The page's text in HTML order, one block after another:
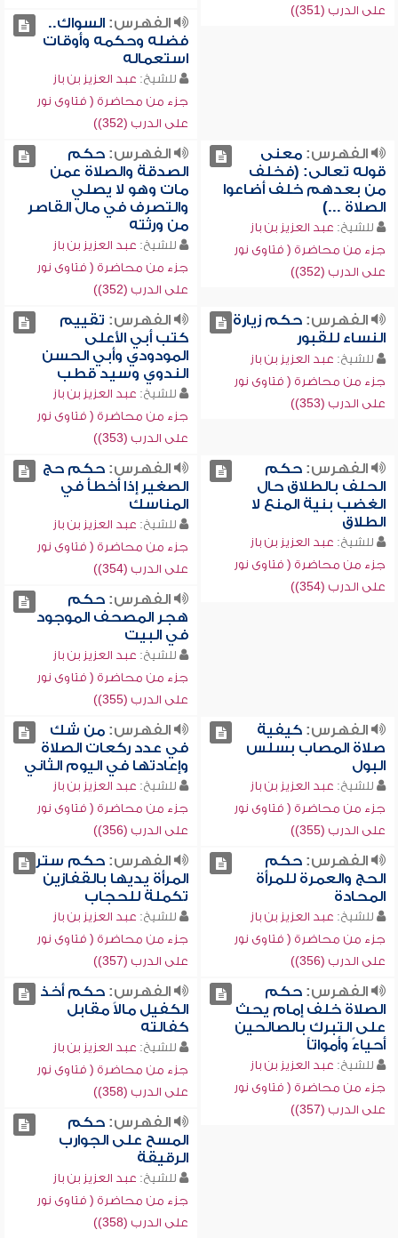
على الدرب (351))
الفهرس:السواك..
فضله وحكمه وأوقات
استعماله
للشيخ: عبد العزيز بن باز
جزء من محاضرة ( فتاوى نور
على الدرب (352))
الفهرس:معنى
قوله تعالى: (فخلف
من بعدهم خلف أضاعوا
الصلاة ...)
للشيخ: عبد العزيز بن باز
جزء من محاضرة ( فتاوى نور
على الدرب (352))
الفهرس:حكم
الصدقة والصلاة عمن
مات وهو لا يصلي
والتصرف في مال القاصر
من ورثته
للشيخ: عبد العزيز بن باز
جزء من محاضرة ( فتاوى نور
على الدرب (352))
الفهرس:حكم زيارة
النساء للقبور
للشيخ: عبد العزيز بن باز
جزء من محاضرة ( فتاوى نور
على الدرب (353))
الفهرس: تقييم
كتب أبي الأعلى
المودودي وأبي الحسن
الندوي وسيد قطب
للشيخ: عبد العزيز بن باز
جزء من محاضرة ( فتاوى نور
على الدرب (353))
الفهرس:حكم
الحلف بالطلاق حال
الغضب بنية المنع لا
الطلاق
للشيخ: عبد العزيز بن باز
جزء من محاضرة ( فتاوى نور
على الدرب (354))
الفهرس:حكم حج
الصغير إذا أخطأ في
المناسك
للشيخ: عبد العزيز بن باز
جزء من محاضرة ( فتاوى نور
على الدرب (354))
الفهرس:حكم
هجر المصحف الموجود
في البيت
للشيخ: عبد العزيز بن باز
جزء من محاضرة ( فتاوى نور
على الدرب (355))
الفهرس:كيفية
صلاة المصاب بسلس
البول
للشيخ: عبد العزيز بن باز
جزء من محاضرة ( فتاوى نور
على الدرب (355))
الفهرس:من شك
في عدد ركعات الصلاة
وإعادتها في اليوم الثاني
للشيخ: عبد العزيز بن باز
جزء من محاضرة ( فتاوى نور
على الدرب (356))
الفهرس:حكم
الحج والعمرة للمرأة
المحادة
للشيخ: عبد العزيز بن باز
جزء من محاضرة ( فتاوى نور
على الدرب (356))
الفهرس:حكم ستر
المرأة يديها بالقفازين
تكملة للحجاب
للشيخ: عبد العزيز بن باز
جزء من محاضرة ( فتاوى نور
على الدرب (357))
الفهرس:حكم
الصلاة خلف إمام يحث
على التبرك بالصالحين
أحياءً وأمواتاً
للشيخ: عبد العزيز بن باز
جزء من محاضرة ( فتاوى نور
على الدرب (357))
الفهرس:حكم أخذ
الكفيل مالاً مقابل
كفالته
للشيخ: عبد العزيز بن باز
جزء من محاضرة ( فتاوى نور
على الدرب (358))
الفهرس:حكم
المسح على الجوارب
الرقيقة
للشيخ: عبد العزيز بن باز
جزء من محاضرة ( فتاوى نور
على الدرب (358))